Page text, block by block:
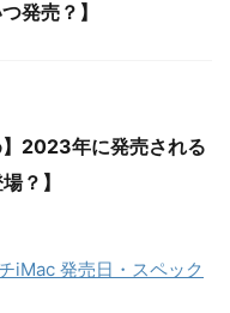
発売？】
】2023年に発売される
？】
iMac 発売日・スペック